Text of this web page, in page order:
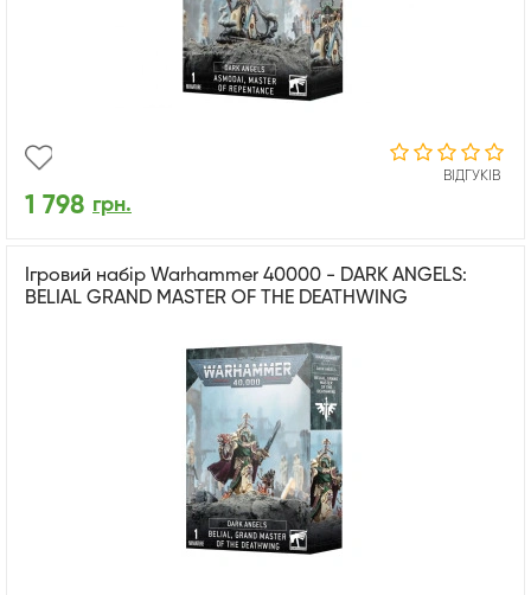
ВІДГУКІВ
1 798 грн.
Ігровий набір Warhammer 40000 - DARK ANGELS:
BELIAL GRAND MASTER OF THE DEATHWING